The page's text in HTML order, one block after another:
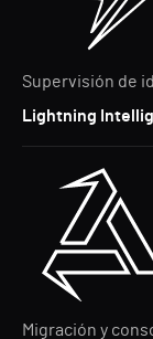
Supervisión de
Lightning
Migración y